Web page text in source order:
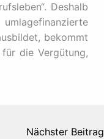
Deshalb
bekommt
die Vergütung,
Nächster Beitrag